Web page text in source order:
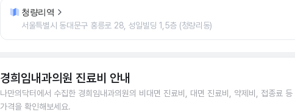
청량리역
서울특별시 동대문구 홍릉로 28, 성일빌딩 1,5층 (청량리동)
경희임내과의원 진료비 안내
나만의닥터에서 수집한 경희임내과의원의 비대면 진료비, 대면 진료비, 약제비, 접종료 등
가격을 확인해보세요.